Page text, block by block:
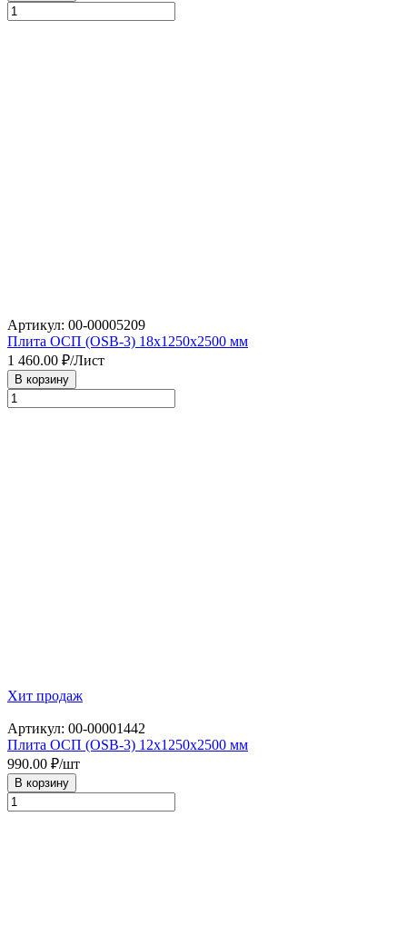
Артикул: 00-00005209
Плита ОСП (OSB-3) 18х1250х2500 мм
1 460.00 ₽/Лист
В корзину
Хит продаж
Артикул: 00-00001442
Плита ОСП (OSB-3) 12х1250х2500 мм
990.00 ₽/шт
В корзину